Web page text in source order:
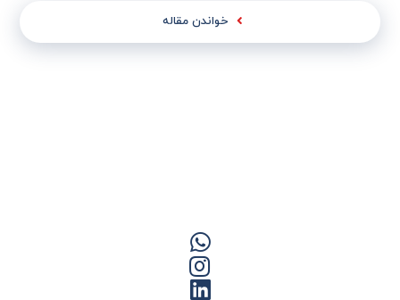
خواندن مقاله